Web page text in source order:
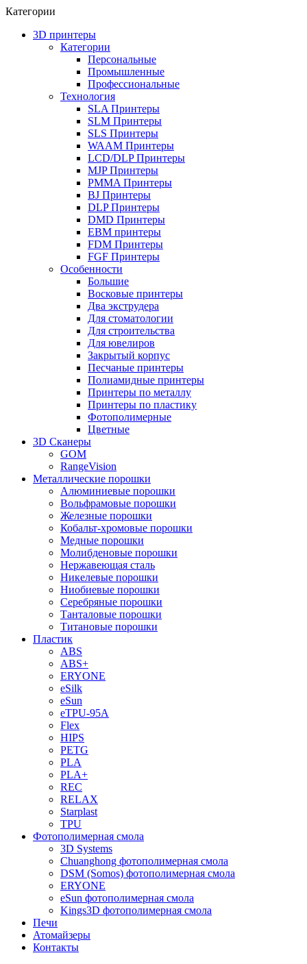
Категории
3D принтеры
Категории
Персональные
Промышленные
Профессиональные
Технология
SLA Принтеры
SLM Принтеры
SLS Принтеры
WAAM Принтеры
LCD/DLP Принтеры
MJP Принтеры
PMMA Принтеры
BJ Принтеры
DLP Принтеры
DMD Принтеры
EBM принтеры
FDM Принтеры
FGF Принтеры
Особенности
Большие
Восковые принтеры
Два экструдера
Для стоматологии
Для строительства
Для ювелиров
Закрытый корпус
Песчаные принтеры
Полиамидные принтеры
Принтеры по металлу
Принтеры по пластику
Фотополимерные
Цветные
3D Сканеры
GOM
RangeVision
Металлические порошки
Алюминиевые порошки
Вольфрамовые порошки
Железные порошки
Кобальт-хромовые порошки
Медные порошки
Молибденовые порошки
Нержавеющая сталь
Никелевые порошки
Ниобиевые порошки
Серебряные порошки
Танталовые порошки
Титановые порошки
Пластик
ABS
ABS+
ERYONE
eSilk
eSun
eTPU-95A
Flex
HIPS
PETG
PLA
PLA+
REC
RELAX
Starplast
TPU
Фотополимерная смола
3D Systems
Chuanghong фотополимерная смола
DSM (Somos) фотополимерная смола
ERYONE
eSun фотополимерная смола
Kings3D фотополимерная смола
Печи
Атомайзеры
Контакты